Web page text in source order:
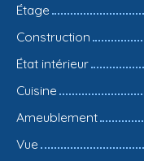
Étage
Construction
État intérieur
Cuisine
Ameublement
Vue